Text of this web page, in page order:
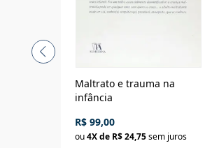
Maltrato e trauma na
infância
R$ 99,00
ou4X de R$ 24,75sem juros